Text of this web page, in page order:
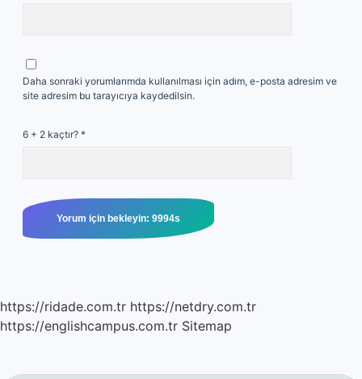
Daha sonraki yorumlarımda kullanılması için adım, e-posta adresim ve
site adresim bu tarayıcıya kaydedilsin.
6 + 2 kaçtır? *
https://ridade.com.tr https://netdry.com.tr
https://englishcampus.com.tr Sitemap